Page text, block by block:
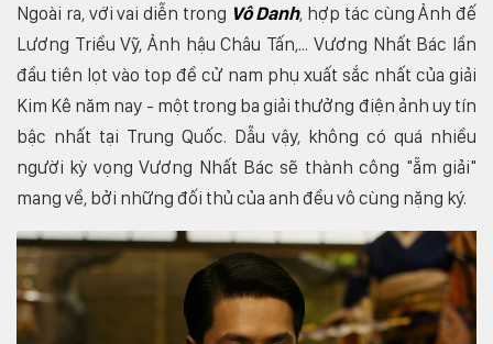
Ngoài ra, với vai diễn trong Vô Danh, hợp tác cùng Ảnh đế
Lương Triều Vỹ, Ảnh hậu Châu Tấn,... Vương Nhất Bác lần
đầu tiên lọt vào top đề cử nam phụ xuất sắc nhất của giải
Kim Kê năm nay - một trong ba giải thưởng điện ảnh uy tín
bậc nhất tại Trung Quốc. Dẫu vậy, không có quá nhiều
người kỳ vọng Vương Nhất Bác sẽ thành công "ẵm giải"
mang về, bởi những đối thủ của anh đều vô cùng nặng ký.